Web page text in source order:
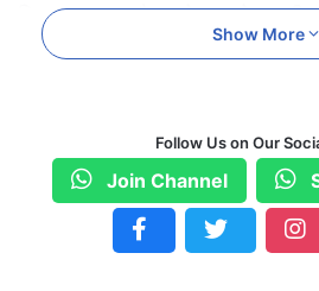
दिया। खराब मौसम के चलते
माहौल बना हुआ है।
जबकि कोंडागांव के केशकाल में तेज
में पानी घुस गया। धमतरी में तेज
और पेड़ टूटकर ट्रैक्टर पर गिर
Show More
Follow Us on Our
Join Channel